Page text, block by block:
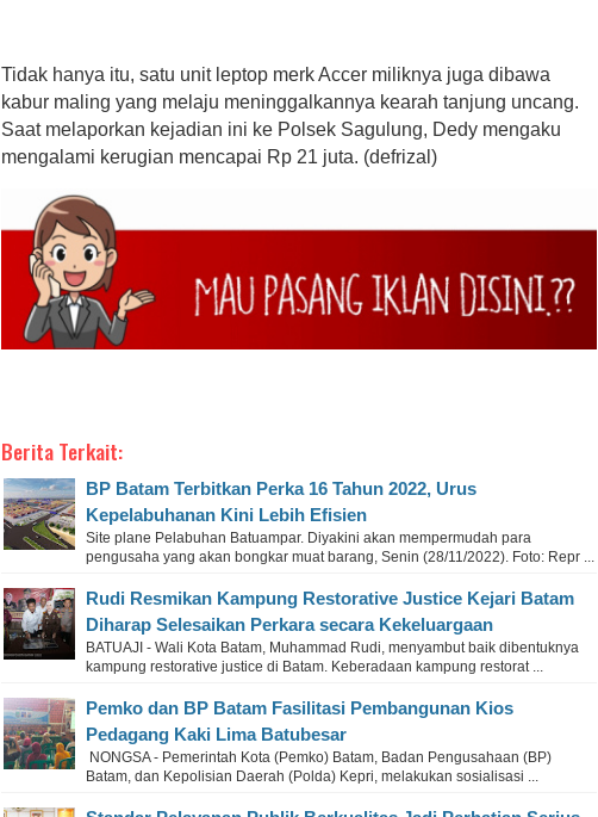
Tidak hanya itu, satu unit leptop merk Accer miliknya juga dibawa
kabur maling yang melaju meninggalkannya kearah tanjung uncang.
Saat melaporkan kejadian ini ke Polsek Sagulung, Dedy mengaku
mengalami kerugian mencapai Rp 21 juta. (defrizal)
Berita Terkait:
BP Batam Terbitkan Perka 16 Tahun 2022, Urus
Kepelabuhanan Kini Lebih Efisien
Site plane Pelabuhan Batuampar. Diyakini akan mempermudah para
pengusaha yang akan bongkar muat barang, Senin (28/11/2022). Foto: Repr ...
Rudi Resmikan Kampung Restorative Justice Kejari Batam
Diharap Selesaikan Perkara secara Kekeluargaan
BATUAJI - Wali Kota Batam, Muhammad Rudi, menyambut baik dibentuknya
kampung restorative justice di Batam. Keberadaan kampung restorat ...
Pemko dan BP Batam Fasilitasi Pembangunan Kios
Pedagang Kaki Lima Batubesar
NONGSA - Pemerintah Kota (Pemko) Batam, Badan Pengusahaan (BP)
Batam, dan Kepolisian Daerah (Polda) Kepri, melakukan sosialisasi ...